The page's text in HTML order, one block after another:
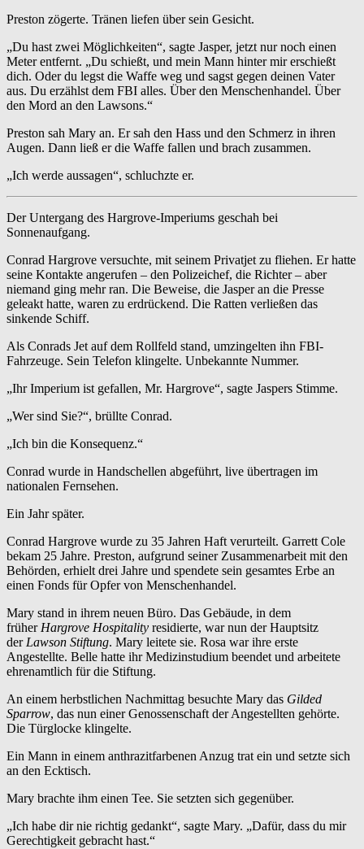
Preston zögerte. Tränen liefen über sein Gesicht.
„Du hast zwei Möglichkeiten“, sagte Jasper, jetzt nur noch einen
Meter entfernt. „Du schießt, und mein Mann hinter mir erschießt
dich. Oder du legst die Waffe weg und sagst gegen deinen Vater
aus. Du erzählst dem FBI alles. Über den Menschenhandel. Über
den Mord an den Lawsons.“
Preston sah Mary an. Er sah den Hass und den Schmerz in ihren
Augen. Dann ließ er die Waffe fallen und brach zusammen.
„Ich werde aussagen“, schluchzte er.
Der Untergang des Hargrove-Imperiums geschah bei
Sonnenaufgang.
Conrad Hargrove versuchte, mit seinem Privatjet zu fliehen. Er hatte
seine Kontakte angerufen – den Polizeichef, die Richter – aber
niemand ging mehr ran. Die Beweise, die Jasper an die Presse
geleakt hatte, waren zu erdrückend. Die Ratten verließen das
sinkende Schiff.
Als Conrads Jet auf dem Rollfeld stand, umzingelten ihn FBI-
Fahrzeuge. Sein Telefon klingelte. Unbekannte Nummer.
„Ihr Imperium ist gefallen, Mr. Hargrove“, sagte Jaspers Stimme.
„Wer sind Sie?“, brüllte Conrad.
„Ich bin die Konsequenz.“
Conrad wurde in Handschellen abgeführt, live übertragen im
nationalen Fernsehen.
Ein Jahr später.
Conrad Hargrove wurde zu 35 Jahren Haft verurteilt. Garrett Cole
bekam 25 Jahre. Preston, aufgrund seiner Zusammenarbeit mit den
Behörden, erhielt drei Jahre und spendete sein gesamtes Erbe an
einen Fonds für Opfer von Menschenhandel.
Mary stand in ihrem neuen Büro. Das Gebäude, in dem
früher Hargrove Hospitality residierte, war nun der Hauptsitz
der Lawson Stiftung. Mary leitete sie. Rosa war ihre erste
Angestellte. Belle hatte ihr Medizinstudium beendet und arbeitete
ehrenamtlich für die Stiftung.
An einem herbstlichen Nachmittag besuchte Mary das Gilded
Sparrow, das nun einer Genossenschaft der Angestellten gehörte.
Die Türglocke klingelte.
Ein Mann in einem anthrazitfarbenen Anzug trat ein und setzte sich
an den Ecktisch.
Mary brachte ihm einen Tee. Sie setzten sich gegenüber.
„Ich habe dir nie richtig gedankt“, sagte Mary. „Dafür, dass du mir
Gerechtigkeit gebracht hast.“